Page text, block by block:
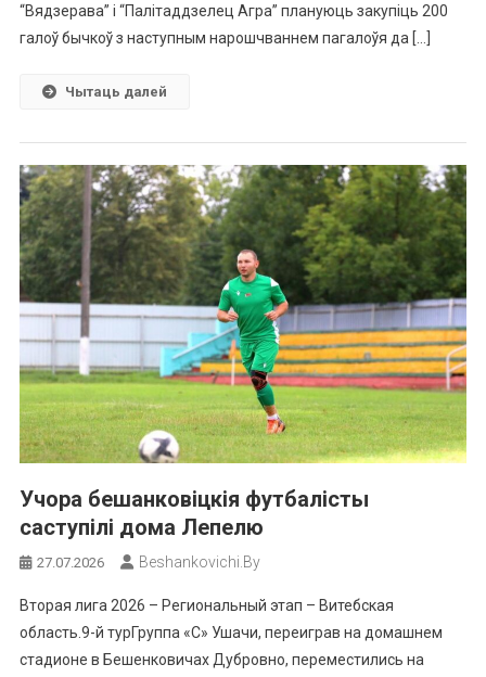
“Вядзерава” і “Палітаддзелец Агра” плануюць закупіць 200
галоў бычкоў з наступным нарошчваннем пагалоўя да […]
Чытаць далей
Учора бешанковіцкія футбалісты
саступілі дома Лепелю
27.07.2026 Beshankovichi.by
Вторая лига 2026 – Региональный этап – Витебская
область.9-й турГруппа «С» Ушачи, переиграв на домашнем
стадионе в Бешенковичах Дубровно, переместились на